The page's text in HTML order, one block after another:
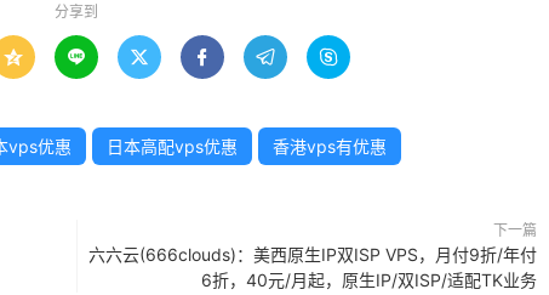
分享到
     
vps优惠 日本高配vps优惠 香港vps有优惠
下一篇
六六云(666clouds)：美西原生IP双ISP VPS，月付9折/年付
6折，40元/月起，原生IP/双ISP/适配TK业务